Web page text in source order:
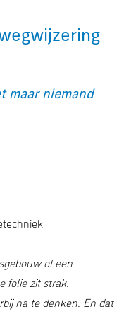
maar niemand
of een
folie zit strak.
na te denken. En dat